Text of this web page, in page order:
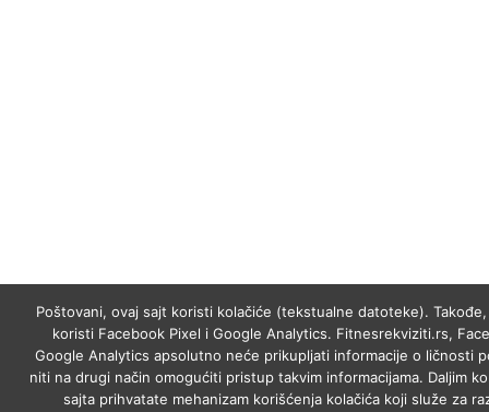
Poštovani, ovaj sajt koristi kolačiće (tekstualne datoteke).
koristi Facebook Pixel i Google Analytics. Fitnesrekviziti.rs,
Google Analytics apsolutno neće prikupljati informacije o ličnosti
niti na drugi način omogućiti pristup takvim informacijama. Daljim
sajta prihvatate mehanizam korišćenja kolačića koji služe za